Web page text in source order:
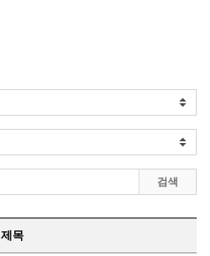
검색
제목